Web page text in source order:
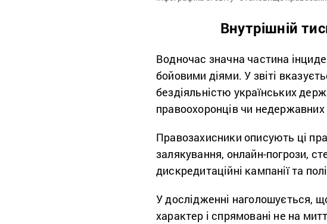
Внутрішній
Водночас значна частина
бойовими діями. У звіті
бездіяльністю українських
правоохоронців чи недержавних
Правозахисники описують ці
залякування, онлайн-погрози,
дискредитаційні кампанії та
У дослідженні наголошується,
характер і спрямовані не на